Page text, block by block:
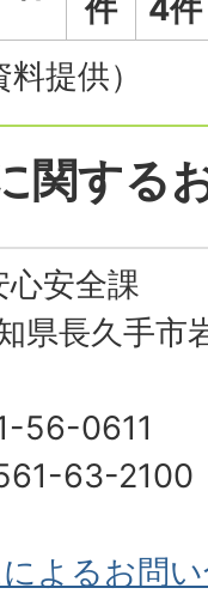
件
4件
提供）
関する
心安全課
県長久手市
56-0611
63-2100
よるお問